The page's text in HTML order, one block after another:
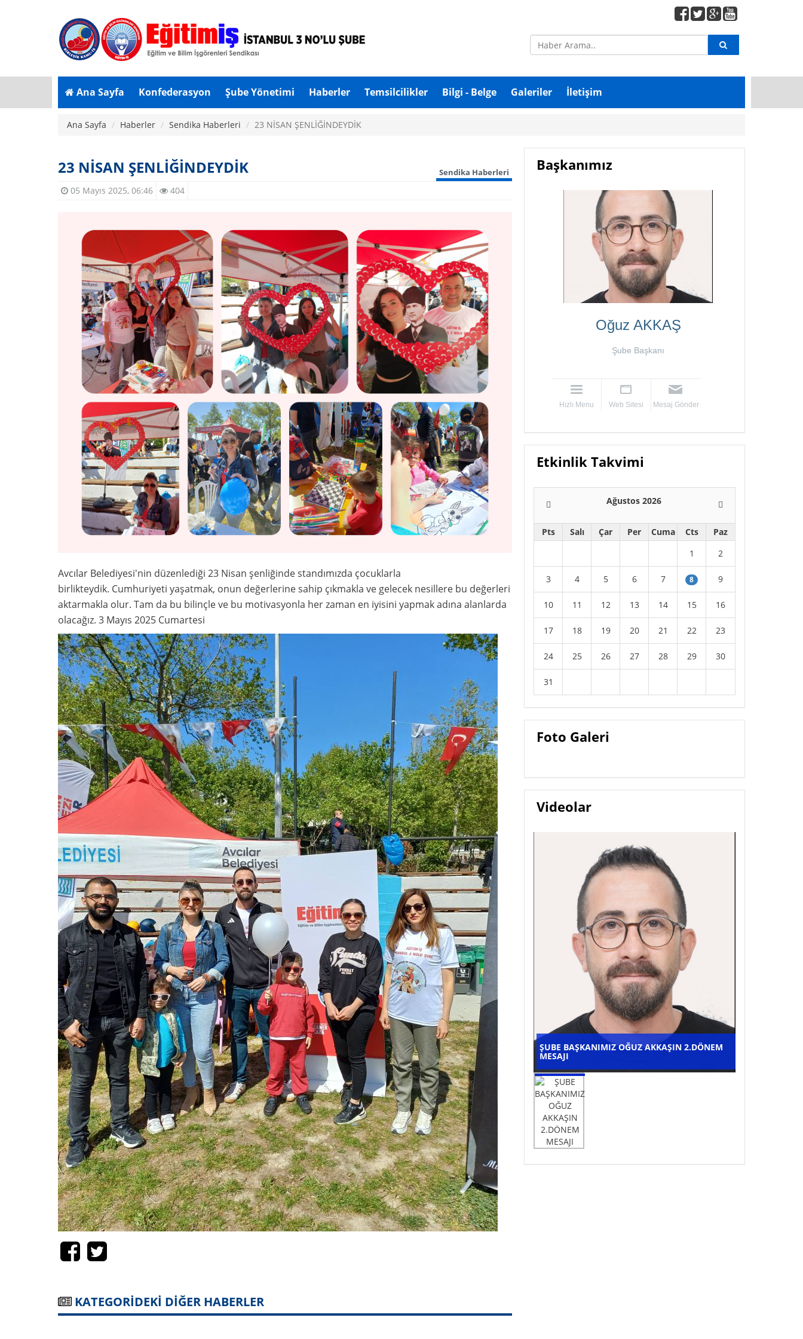
Ana Sayfa Konfederasyon Şube Yönetimi Haberler Temsilcilikler Bilgi - Belge Galeriler İletişim
Ana Sayfa Haberler Sendika Haberleri 23 NİSAN ŞENLİĞİNDEYDİK
23 NİSAN ŞENLİĞİNDEYDİK Sendika Haberleri
05 Mayıs 2025, 06:46 404
Avcılar Belediyesi'nin düzenlediği 23 Nisan şenliğinde standımızda çocuklarla
birlikteydik. Cumhuriyeti yaşatmak, onun değerlerine sahip çıkmakla ve gelecek nesillere bu değerleri
aktarmakla olur. Tam da bu bilinçle ve bu motivasyonla her zaman en iyisini yapmak adına alanlarda
olacağız. 3 Mayıs 2025 Cumartesi
KATEGORİDEKİ DİĞER HABERLER
Başkanımız
Oğuz AKKAŞ
Şube Başkanı
Hızlı Menu Web Sitesi Mesaj Gönder
Etkinlik Takvimi
Ağustos 2026
Pts Salı Çar Per Cuma Cts
Paz
1
2
3 4 5 6 7 8 9
10 11 12 13 14 15 16
17 18 19 20 21 22 23
24 25 26 27 28 29 30
31
Foto Galeri
Videolar
ŞUBE BAŞKANIMIZ OĞUZ AKKAŞIN 2.DÖNEM
MESAJI
ŞUBE BAŞKANIMIZ
OĞUZ AKKAŞIN
2.DÖNEM MESAJI